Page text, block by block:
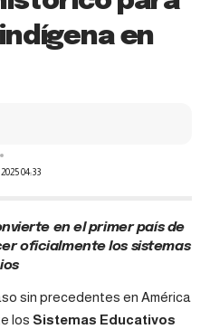
en
04:33
en el primer país de
oficialmente los sistemas
sin precedentes en América
los Sistemas Educativos